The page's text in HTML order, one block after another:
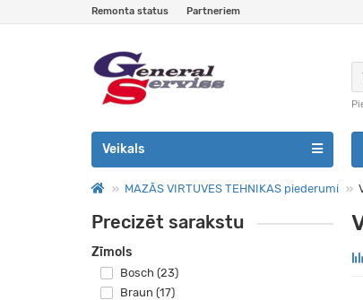
Remonta status Partneriem
Veikals
MAZĀS VIRTUVES TEHNIKAS piederumi
Precizēt sarakstu
Zīmols
Bosch (23)
Braun (17)